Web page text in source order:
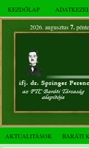
KEZDŐLAP
2026. augusztus 7.
AKTUALITÁSOK BARÁTI